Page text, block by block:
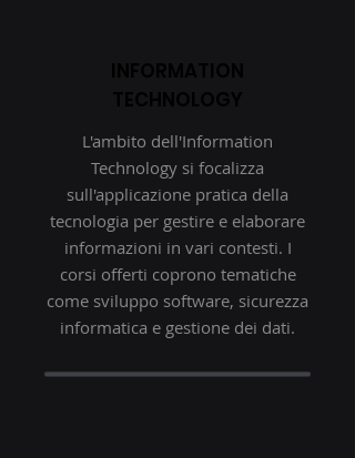
L'ambito dell'Information
Technology si focalizza
sull'applicazione pratica della
tecnologia per gestire e elaborare
informazioni in vari contesti. I
corsi offerti coprono tematiche
come sviluppo software, sicurezza
informatica e gestione dei dati.